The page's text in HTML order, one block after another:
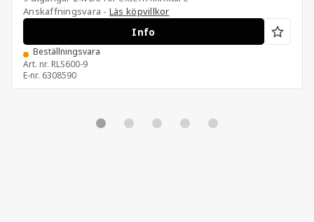
Anskaffningsvara - Läs köpvillkor
Info
Beställningsvara
Art. nr. RLS600-9
E-nr. 6308590